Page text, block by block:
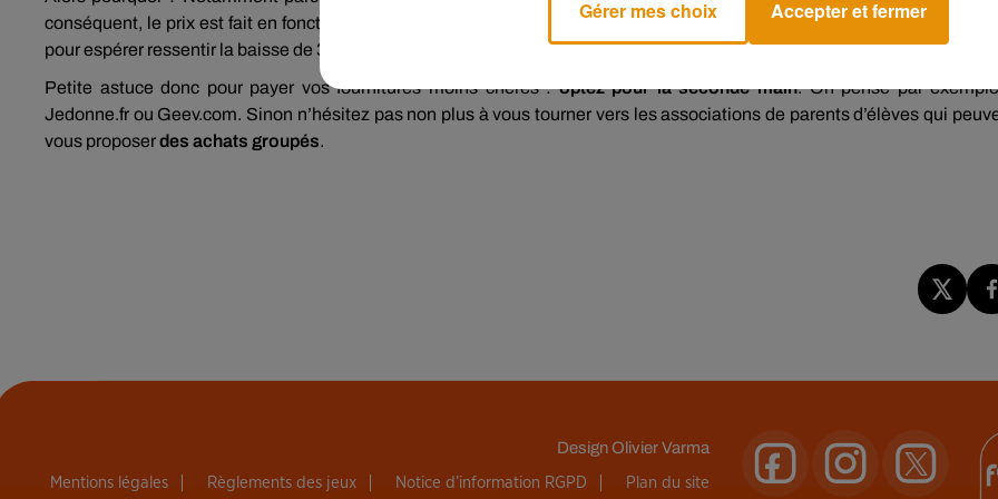
conséquent, le prix est fait en fonction du cours de la pâte à papier à ce moment-là. Il faudra doncattendre la rentrée
pour espérer ressentir la baisse de 30% évoquée un peu plus tôt.
Petite astuce donc pour payer vos fournitures moins chères :optez pour la seconde main. On pense par
Jedonne.fr ou Geev.com. Sinon n’hésitez pas non plus à vous tourner vers les associations de parents d’élèves qui
vous proposerdes achats groupés.
DesignOlivier Varma
Mentions légales Règlements des jeux Notice d’information RGPD Plan du site
Gérer mes choix Accepter et fermer